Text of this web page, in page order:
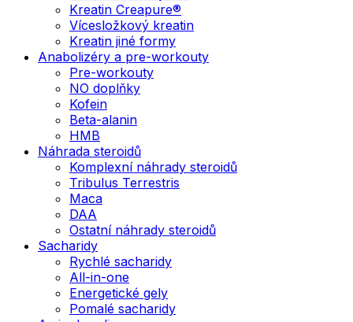
Kreatin Creapure®
Vícesložkový kreatin
Kreatin jiné formy
Anabolizéry a pre-workouty
Pre-workouty
NO doplňky
Kofein
Beta-alanin
HMB
Náhrada steroidů
Komplexní náhrady steroidů
Tribulus Terrestris
Maca
DAA
Ostatní náhrady steroidů
Sacharidy
Rychlé sacharidy
All-in-one
Energetické gely
Pomalé sacharidy